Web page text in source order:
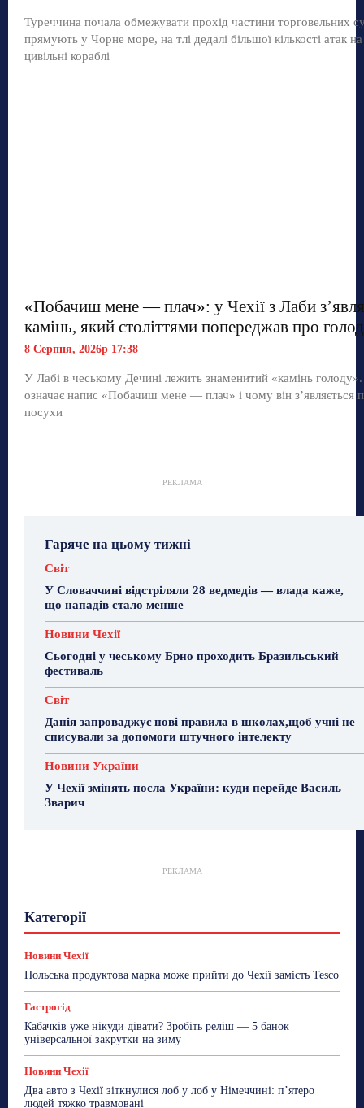
Туреччина почала обмежувати прохід частини торговельних
прямують у Чорне море, на тлі дедалі більшої кількості атак на
цивільні кораблі
«Побачиш мене — плач»: у Чехії з Лаби
камінь, який століттями попереджав про голод
8 Серпня, 2026р 17:38
У Лабі в чеському Дечині лежить знаменитий «камінь
означає напис «Побачиш мене — плач» і чому він з’являється
посухи
РЕКЛАМА
Гаряче на цьому тижні
Світ
У Словаччині відстріляли 28 ведмедів — влада каже,
що нападів стало менше
Новини Чехії
Сьогодні у чеському Брно проходить Бразильський
фестиваль
Світ
Данія запроваджує нові правила в школах,щоб учні не
списували за допомоги штучного інтелекту
Новини України
У Чехії змінять посла України: куди перейде Василь
Зварич
РЕКЛАМА
Категорії
Новини Чехії
Сад та город Світ
Спорт
ТехноМанія
Топ-новини Фоторепортаж
Новини Чехії
Польська продуктова марка може прийти до Чехії замість Tesco
Гастрогід
Кабачків уже нікуди дівати? Зробіть реліш — 5 банок
універсальної закрутки на зиму
Новини Чехії
Два авто з Чехії зіткнулися лоб у лоб у Німеччині: п’ятеро
людей тяжко травмовані